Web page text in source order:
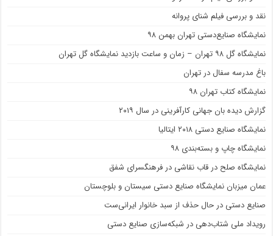
نقد و بررسی فیلم شنای پروانه
نمایشگاه صنایع‌دستی تهران بهمن ۹۸
نمایشگاه گل ۹۸ تهران – زمان و ساعت بازدید نمایشگاه گل تهران
باغ مدرسه سفال در تهران
نمایشگاه کتاب تهران ۹۸
گزارش دیده بان جهانی کارآفرینی در سال ۲۰۱۹
نمایشگاه صنایع دستی ۲۰۱۸ ایتالیا
نمایشگاه چاپ و بسته‌بندی ۹۸
نمایشگاه صلح در قاب نقاشی در فرهنگسرای شفق
عمان میزبان نمایشگاه صنایع دستی سیستان و بلوچستان
صنایع دستی در حال حذف از سبد خانوار ایرانی‌ست
رویداد ملی شتاب‌دهی در شبکه‌سازی صنایع دستی